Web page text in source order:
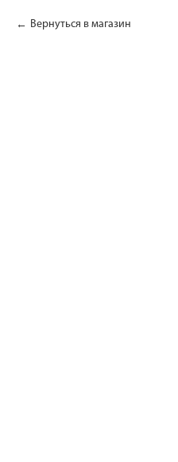
Вернуться в магазин